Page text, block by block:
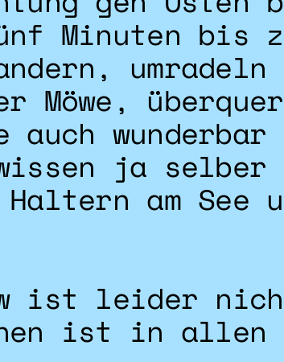
Minuten bis
umradeln
wunderbar
ja selber
am See
ist leider
ist in allen